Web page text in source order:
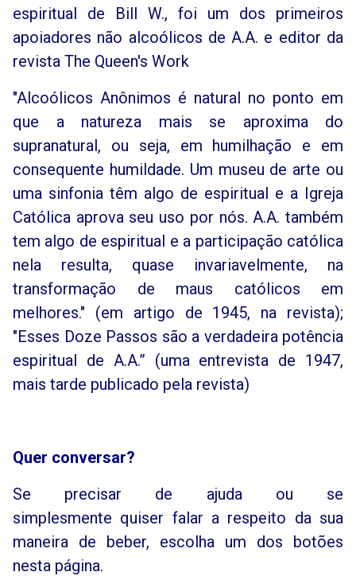
espiritual de Bill W., foi um dos primeiros
apoiadores não alcoólicos de A.A. e editor da
revista The Queen's Work
"Alcoólicos Anônimos é natural no ponto em
que a natureza mais se aproxima do
supranatural, ou seja, em humilhação e em
consequente humildade. Um museu de arte ou
uma sinfonia têm algo de espiritual e a Igreja
Católica aprova seu uso por nós. A.A. também
tem algo de espiritual e a participação católica
nela resulta, quase invariavelmente, na
transformação de maus católicos em
melhores." (em artigo de 1945, na revista);
"Esses Doze Passos são a verdadeira potência
espiritual de A.A.” (uma entrevista de 1947,
mais tarde publicado pela revista)
Quer conversar?
Se precisar de ajuda ou se
simplesmente quiser falar a respeito da sua
maneira de beber, escolha um dos botões
nesta página.